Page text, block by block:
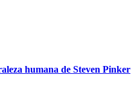
humana de Steven Pinker